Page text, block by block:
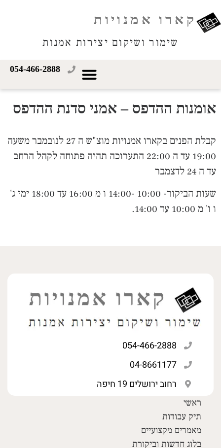
קארו אמנויות
שימור ושיקום יצירות אמנות
054-466-2888
אומנות ההדפס – אמני סדנת ההדפס
קבלת הפנים בקארו אמנויותמוצ"ש ה 27 לנובמבר
משעה
19:00 עד ה 22:00
התערוכה תהיה פתוחה לקהל הרחב
עד ה 24 לדצמבר
שעות הביקור- 10:00 -14:00 ו מ 16:00 עד 18:00
ימי ג'
ו ו' מ 10:00 עד 14:00.
054-466-2888
04-8661177
רחוב ירושלים 19 חיפה
ראשי
תיק עבודות
מאמרים מקצועיים
בלוג חדשות וביקורת